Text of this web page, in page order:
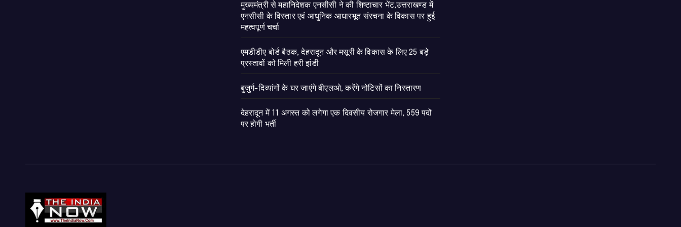
मुख्यमंत्री से महानिदेशक एनसीसी ने की शिष्टाचार भेंट,उत्तराखण्ड में
एनसीसी के विस्तार एवं आधुनिक आधारभूत संरचना के विकास पर हुई
महत्वपूर्ण चर्चा
एमडीडीए बोर्ड बैठक, देहरादून और मसूरी के विकास के लिए 25 बड़े
प्रस्तावों को मिली हरी झंडी
बुजुर्ग-दिव्यांगों के घर जाएंगे बीएलओ, करेंगे नोटिसों का निस्तारण
​देहरादून में 11 अगस्त को लगेगा एक दिवसीय रोजगार मेला, 559 पदों
पर होगी भर्ती